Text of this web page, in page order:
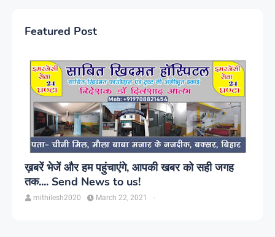
Featured Post
ख़बरें भेजें और हम पहुंचाएंगे, आपकी खबर को सही जगह
तक.... Send News to us!
mithilesh2020 -
March 22, 2021